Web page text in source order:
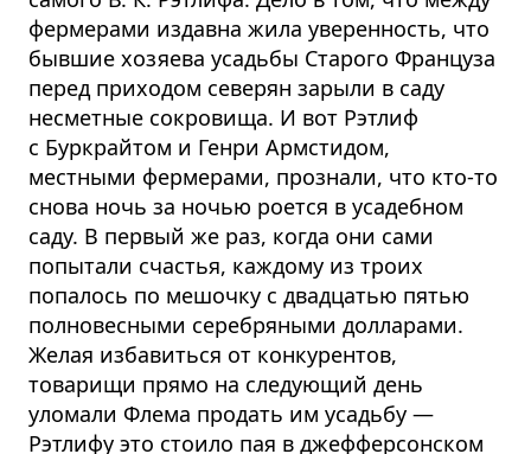
фермерами издавна жила уверенность, что
бывшие хозяева усадьбы Старого Француза
перед приходом северян зарыли в саду
несметные сокровища. И вот Рэтлиф
с Буркрайтом и Генри Армстидом,
местными фермерами, прознали, что кто-то
снова ночь за ночью роется в усадебном
саду. В первый же раз, когда они сами
попытали счастья, каждому из троих
попалось по мешочку с двадцатью пятью
полновесными серебряными долларами.
Желая избавиться от конкурентов,
товарищи прямо на следующий день
уломали Флема продать им усадьбу —
Рэтлифу это стоило пая в джефферсонском